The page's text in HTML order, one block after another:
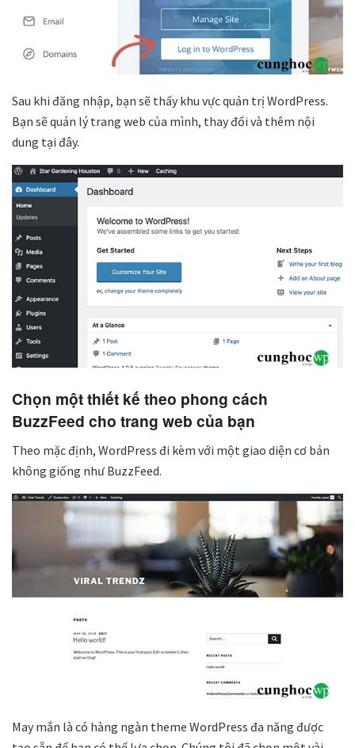
Sau khi đăng nhập, bạn sẽ thấy khu vực quản trị WordPress.
Bạn sẽ quản lý trang web của mình, thay đổi và thêm nội
dung tại đây.
Chọn một thiết kế theo phong cách
BuzzFeed cho trang web của bạn
Theo mặc định, WordPress đi kèm với một giao diện cơ bản
không giống như BuzzFeed.
May mắn là có hàng ngàn theme WordPress đa năng được